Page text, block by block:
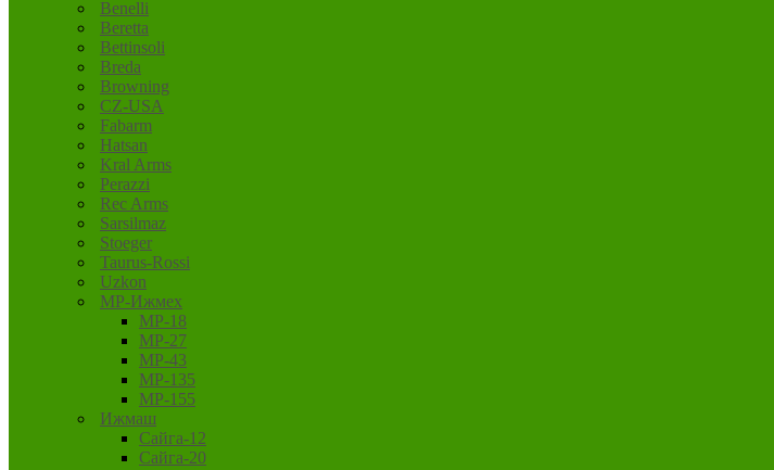
Benelli
Beretta
Bettinsoli
Breda
Browning
CZ-USA
Fabarm
Hatsan
Kral Arms
Perazzi
Rec Arms
Sarsilmaz
Stoeger
Taurus-Rossi
Uzkon
MP-Ижмех
MP-18
MP-27
MP-43
MP-135
MP-155
Ижмаш
Сайга-12
Сайга-20